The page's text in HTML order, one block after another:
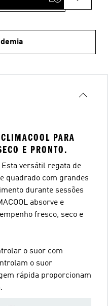
PARA
E PRONTO.
versátil regata de
quadrado com grandes
durante sessões
absorve e
fresco, seco e
o suor com
o suor
rápida proporcionam